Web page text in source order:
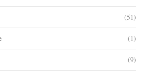
(51)
(1)
(9)